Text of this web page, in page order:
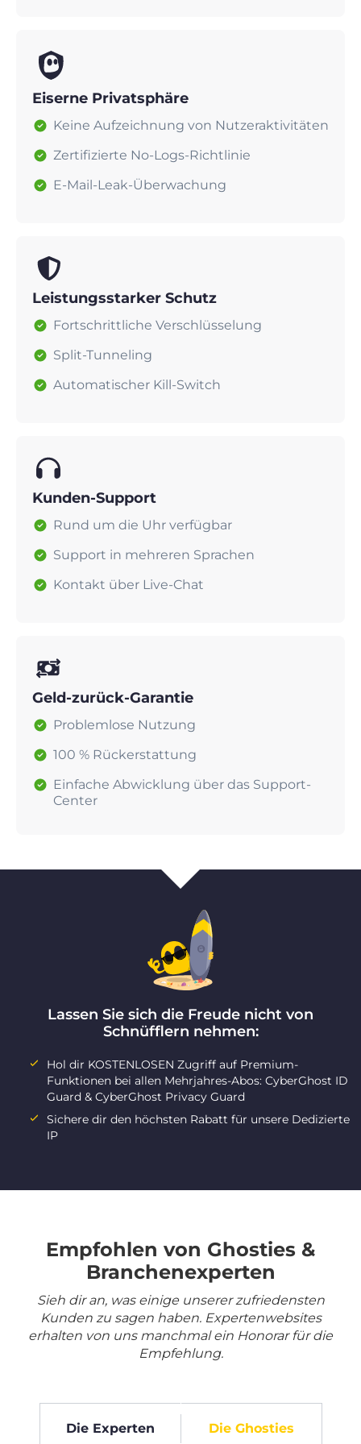
Eiserne Privatsphäre
Keine Aufzeichnung von Nutzeraktivitäten
Zertifizierte No-Logs-Richtlinie
E-Mail-Leak-Überwachung
Leistungsstarker Schutz
Fortschrittliche Verschlüsselung
Split-Tunneling
Automatischer Kill-Switch
Kunden-Support
Rund um die Uhr verfügbar
Support in mehreren Sprachen
Kontakt über Live-Chat
Geld-zurück-Garantie
Problemlose Nutzung
100 % Rückerstattung
Einfache Abwicklung über das Support-
Center
Lassen Sie sich die Freude nicht von
Schnüfflern nehmen:
Hol dir KOSTENLOSEN Zugriff auf Premium-
Funktionen bei allen Mehrjahres-Abos: CyberGhost ID
Guard & CyberGhost Privacy Guard
Sichere dir den höchsten Rabatt für unsere Dedizierte
IP
Empfohlen von Ghosties &
Branchenexperten
Sieh dir an, was einige unserer zufriedensten
Kunden zu sagen haben. Expertenwebsites
erhalten von uns manchmal ein Honorar für die
Empfehlung.
Die Experten Die Ghosties